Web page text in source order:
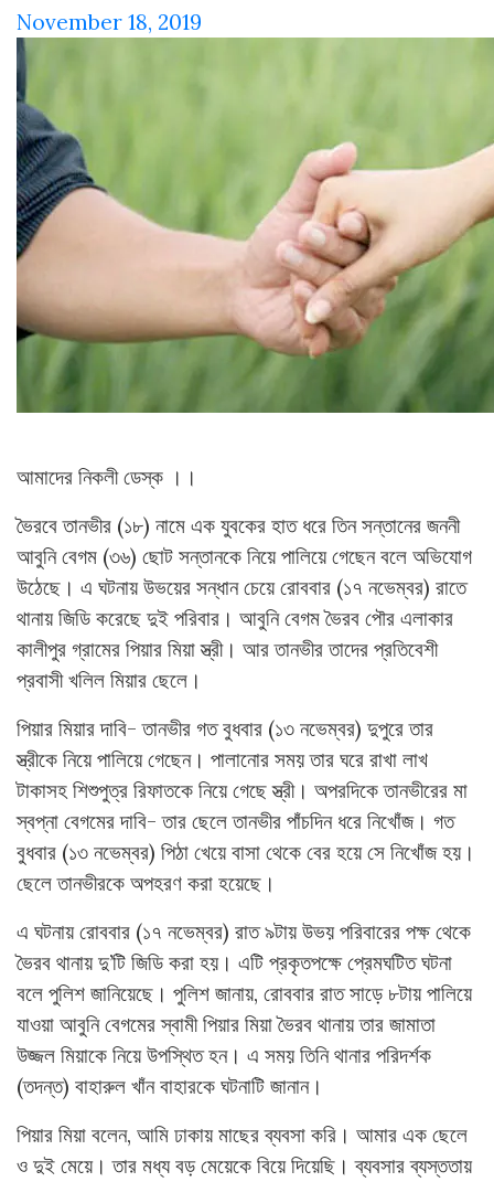
November 18, 2019
আমাদের নিকলী ডেস্ক ।।
ভৈরবে তানভীর (১৮) নামে এক যুবকের হাত ধরে তিন সন্তানের জননী
আবুনি বেগম (৩৬) ছোট সন্তানকে নিয়ে পালিয়ে গেছেন বলে অভিযোগ
উঠেছে। এ ঘটনায় উভয়ের সন্ধান চেয়ে রোববার (১৭ নভেম্বর) রাতে
থানায় জিডি করেছে দুই পরিবার। আবুনি বেগম ভৈরব পৌর এলাকার
কালীপুর গ্রামের পিয়ার মিয়া স্ত্রী। আর তানভীর তাদের প্রতিবেশী
প্রবাসী খলিল মিয়ার ছেলে।
পিয়ার মিয়ার দাবি- তানভীর গত বুধবার (১৩ নভেম্বর) দুপুরে তার
স্ত্রীকে নিয়ে পালিয়ে গেছেন। পালানোর সময় তার ঘরে রাখা লাখ
টাকাসহ শিশুপুত্র রিফাতকে নিয়ে গেছে স্ত্রী। অপরদিকে তানভীরের মা
স্বপ্না বেগমের দাবি- তার ছেলে তানভীর পাঁচদিন ধরে নিখোঁজ। গত
বুধবার (১৩ নভেম্বর) পিঠা খেয়ে বাসা থেকে বের হয়ে সে নিখোঁজ হয়।
ছেলে তানভীরকে অপহরণ করা হয়েছে।
এ ঘটনায় রোববার (১৭ নভেম্বর) রাত ৯টায় উভয় পরিবারের পক্ষ থেকে
ভৈরব থানায় দু’টি জিডি করা হয়। এটি প্রকৃতপক্ষে প্রেমঘটিত ঘটনা
বলে পুলিশ জানিয়েছে। পুলিশ জানায়, রোববার রাত সাড়ে ৮টায় পালিয়ে
যাওয়া আবুনি বেগমের স্বামী পিয়ার মিয়া ভৈরব থানায় তার জামাতা
উজ্জল মিয়াকে নিয়ে উপস্থিত হন। এ সময় তিনি থানার পরিদর্শক
(তদন্ত) বাহারুল খাঁন বাহারকে ঘটনাটি জানান।
পিয়ার মিয়া বলেন, আমি ঢাকায় মাছের ব্যবসা করি। আমার এক ছেলে
ও দুই মেয়ে। তার মধ্য বড় মেয়েকে বিয়ে দিয়েছি। ব্যবসার ব্যস্ততায়